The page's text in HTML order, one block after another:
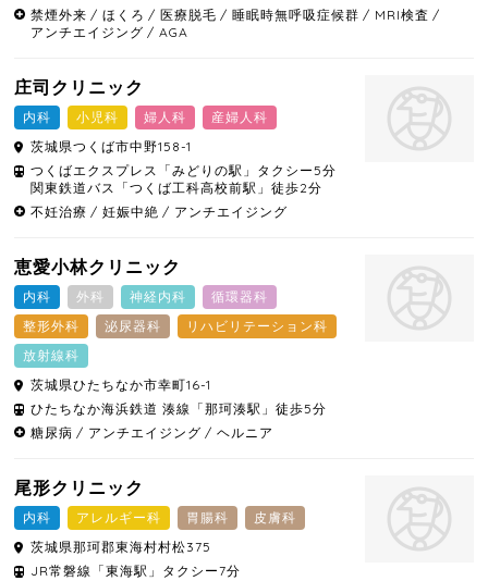
禁煙外来
ほくろ 医療脱毛 睡眠時無呼吸症候群
MRI検査
アンチエイジング
AGA
庄司クリニック
内科 小児科 婦人科
産婦人科
茨城県つくば市中野158-1
つくばエクスプレス「みどりの駅」タクシー5分
関東鉄道バス「つくば工科高校前駅」徒歩2分
不妊治療
妊娠中絶 アンチエイジング
恵愛小林クリニック
内科 外科 神経内科
循環器科
整形外科
泌尿器科
リハビリテーション科
放射線科
茨城県ひたちなか市幸町16-1
ひたちなか海浜鉄道 湊線「那珂湊駅」徒歩5分
糖尿病
アンチエイジング ヘルニア
尾形クリニック
内科 アレルギー科 胃腸科
皮膚科
茨城県那珂郡東海村村松375
JR常磐線「東海駅」タクシー7分